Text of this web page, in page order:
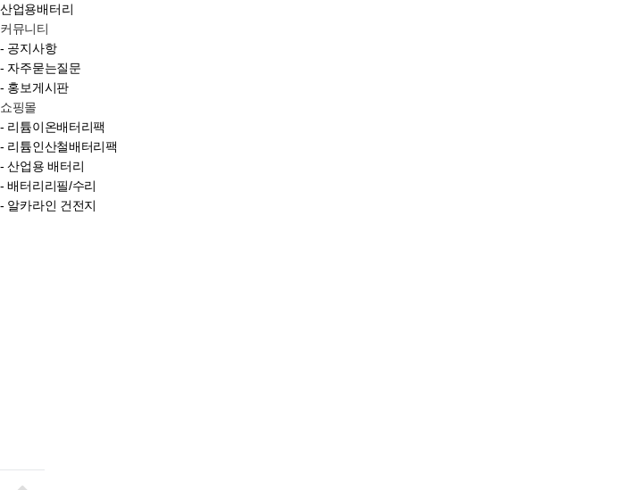
산업용배터리
커뮤니티
- 공지사항
- 자주묻는질문
- 홍보게시판
쇼핑몰
- 리튬이온배터리팩
- 리튬인산철배터리팩
- 산업용 배터리
- 배터리리필/수리
- 알카라인 건전지